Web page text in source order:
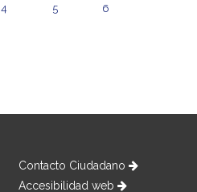
4 5 6
Contacto Ciudadano
Accesibilidad web